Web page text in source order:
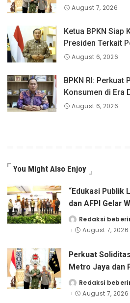
Dankorps Brimob
August 7, 2026
Ketua BPKN Siap
Presiden Terkait
Penyandang
August 6, 2026
BPKN RI: Perkuat
Konsumen di Era
Online Masih
August 6, 2026
You Might Also Enjoy
“Edukasi Publik
dan AFPI Gelar
Posted
by
Redaksi
August 7, 2026
Perkuat
Metro Jaya dan
Kunjungi
Posted
by
Redaksi
August 7, 2026